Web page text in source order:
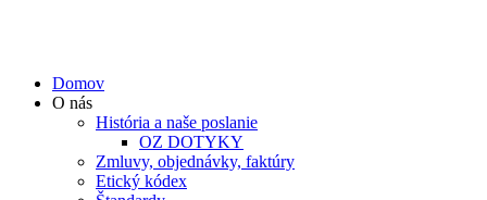
Domov
O nás
História a naše poslanie
OZ DOTYKY
Zmluvy, objednávky, faktúry
Etický kódex